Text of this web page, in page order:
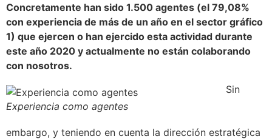
Concretamente han sido 1.500 agentes (el 79,08%
con experiencia de más de un año en el sector gráfico
1) que ejercen o han ejercido esta actividad durante
este año 2020 y actualmente no están colaborando
con nosotros.
Experiencia como agentes
Sin
embargo, y teniendo en cuenta la dirección estratégica